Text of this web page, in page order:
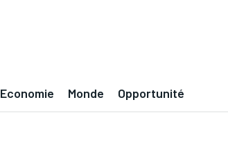
Economie Monde Opportunité